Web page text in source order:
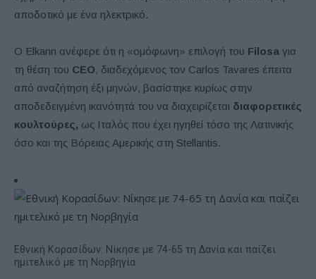
αποδοτικό με ένα ηλεκτρικό.
Ο Elkann ανέφερε ότι η «ομόφωνη» επιλογή του Filosa για
τη θέση του CEO, διαδεχόμενος τον Carlos Tavares έπειτα
από αναζήτηση έξι μηνών, βασίστηκε κυρίως στην
αποδεδειγμένη ικανότητά του να διαχειρίζεται διαφορετικές
κουλτούρες, ως Ιταλός που έχει ηγηθεί τόσο της Λατινικής
όσο και της Βόρειας Αμερικής στη Stellantis.
Εθνική Κορασίδων: Νίκησε με 74-65 τη Δανία και παίζει
ημιτελικό με τη Νορβηγία